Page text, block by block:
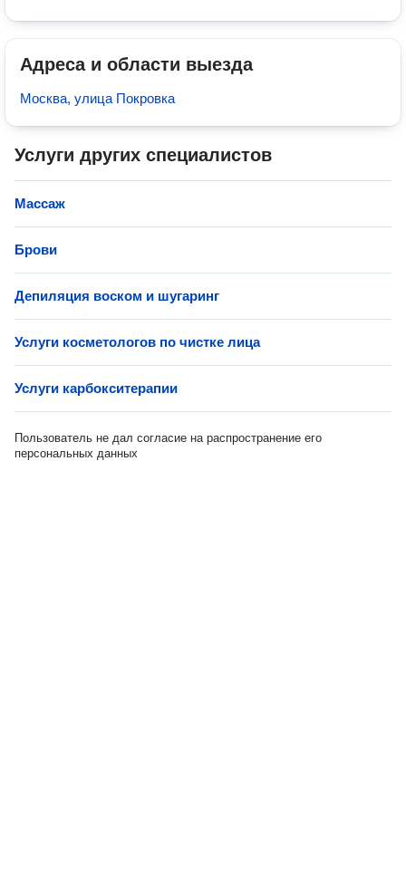
Адреса и области выезда
Москва, улица Покровка
Услуги других специалистов
Массаж
Брови
Депиляция воском и шугаринг
Услуги косметологов по чистке лица
Услуги карбокситерапии
Пользователь не дал согласие на распространение его
персональных данных